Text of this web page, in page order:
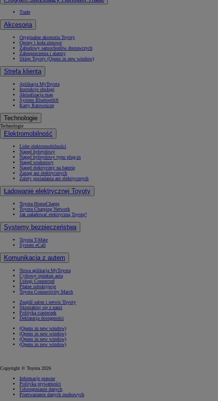
Trade
Akcesoria
Oryginalne akcesoria Toyoty
Opony i koła zimowe
Zabudowy samochodów dostawczych
Zabezpieczenia i alarmy
Sklep Toyoty (Opens in new window)
Strefa klienta
Aplikacja MyToyota
Instrukcje obsługi
Aktualizacja map
System Bluetooth®
Karty Ratownicze
Technologie
Technologie
Elektromobilność
Lider elektromobilności
Napęd hybrydowy
Napęd hybrydowy typu plug-in
Napęd wodorowy
Napęd elektryczny na baterię
Zasięg aut elektrycznych
Zalety posiadania aut elektrycznych
Ładowanie elektrycznej Toyoty
Toyota HomeCharge
Toyota Charging Network
Jak naładować elektryczną Toyotę?
Systemy bezpieczeństwa
Toyota T-Mate
System eCall
Komunikacja z autem
Nowa aplikacja MyToyota
Cyfrowy opiekun auta
Usługi Connected
Płatne subskrypcje
Toyota Connectivity Match
Znajdź salon i serwis Toyoty
Skontaktuj się z nami
Polityka ciasteczek
Deklaracja dostępności
(Opens in new window)
(Opens in new window)
(Opens in new window)
(Opens in new window)
Copyright © Toyota 2026
Informacje prawne
Polityka prywatności
Udostępnianie danych
Przetwarzanie danych osobowych